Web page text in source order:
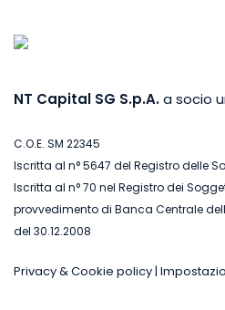
NT Capital SG S.p.A.a socio
C.O.E. SM 22345
Iscritta al n° 5647 del Registro delle
Iscritta al n° 70 nel Registro dei
provvedimento di Banca Centrale
del 30.12.2008
Privacy & Cookie policy|